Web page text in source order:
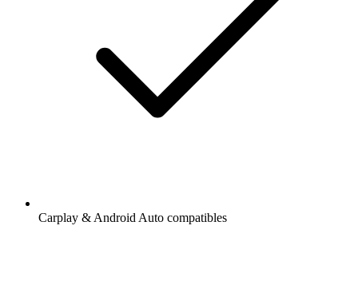
Carplay & Android Auto compatibles